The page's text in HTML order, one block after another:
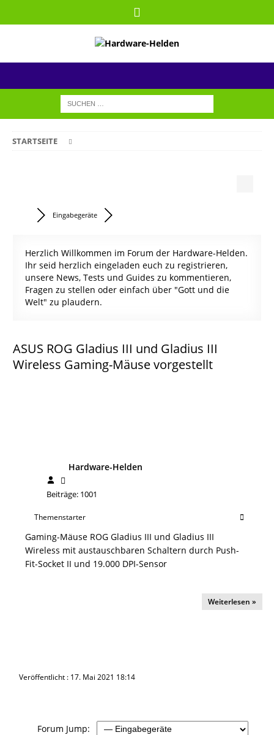
STARTSEITE
Eingabegeräte
Herzlich Willkommen im Forum der Hardware-Helden.
Ihr seid herzlich eingeladen euch zu registrieren,
unsere News, Tests und Guides zu kommentieren,
Fragen zu stellen oder einfach über "Gott und die
Welt" zu plaudern.
ASUS ROG Gladius III und Gladius III
Wireless Gaming-Mäuse vorgestellt
Hardware-Helden
Beiträge: 1001
Themenstarter
Gaming-Mäuse ROG Gladius III und Gladius III
Wireless mit austauschbaren Schaltern durch Push-
Fit-Socket II und 19.000 DPI-Sensor
Weiterlesen »
Veröffentlicht : 17. Mai 2021 18:14
Forum Jump: